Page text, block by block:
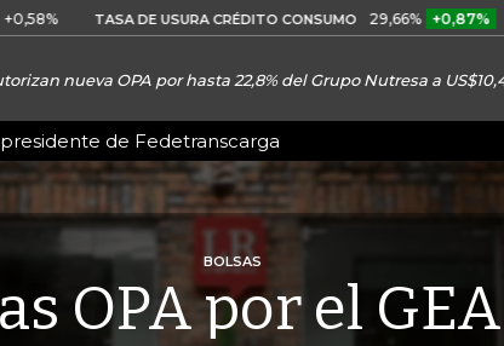
TASA DE USURA CRÉDITO CONSUMO 29,66% +0,87% +3,02%
nueva OPA por hasta 22,8% del Grupo Nutresa a
de Fedetranscarga
BOLSAS
OPA por el GEA